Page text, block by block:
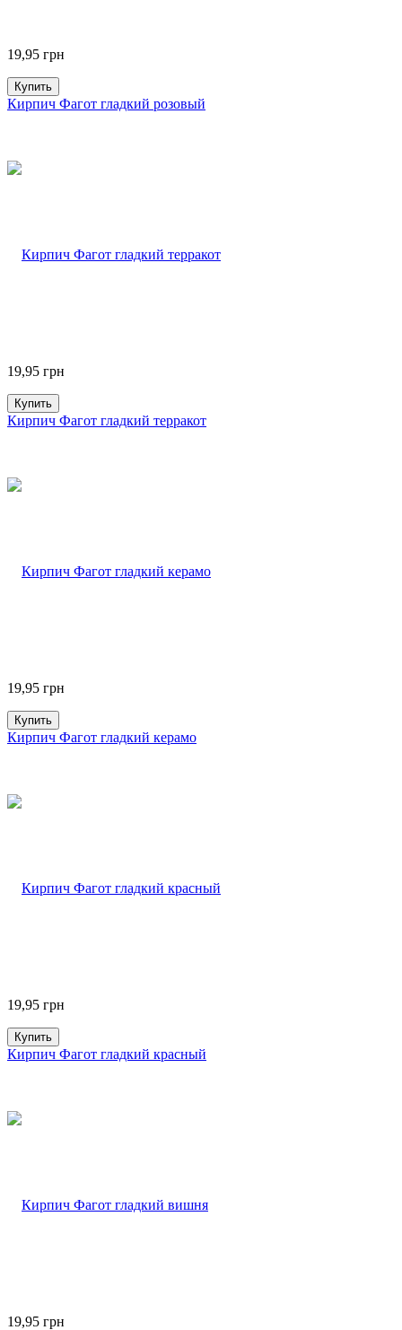
19,95 грн
Купить
Кирпич Фагот гладкий розовый
19,95 грн
Купить
Кирпич Фагот гладкий терракот
19,95 грн
Купить
Кирпич Фагот гладкий керамо
19,95 грн
Купить
Кирпич Фагот гладкий красный
19,95 грн